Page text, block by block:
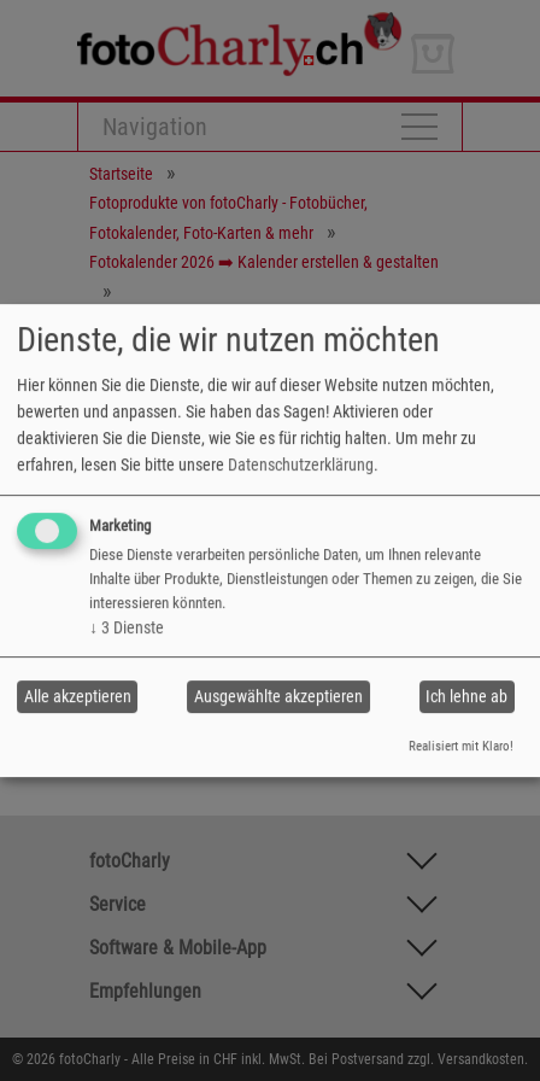
Navigation
Startseite
Fotoprodukte von fotoCharly - Fotobücher,
Fotokalender, Foto-Karten & mehr
Fotokalender 2026 ➡️ Kalender erstellen & gestalten
fotoCharly
fotoCharly
Service
Software & Mobile-App
Empfehlungen
© 2026 fotoCharly - Alle Preise in CHF inkl. MwSt. Bei Postversand zzgl. Versandkosten.
Dienste, die wir nutzen möchten
Hier können Sie die Dienste, die wir auf dieser Website nutzen möchten,
bewerten und anpassen. Sie haben das Sagen! Aktivieren oder
deaktivieren Sie die Dienste, wie Sie es für richtig halten. Um mehr zu
erfahren, lesen Sie bitte unsere Datenschutzerklärung.
Marketing
Diese Dienste verarbeiten persönliche Daten, um Ihnen relevante
Inhalte über Produkte, Dienstleistungen oder Themen zu zeigen, die Sie
interessieren könnten.
↓ 3 Dienste
Ich lehne ab
Ausgewählte akzeptieren
Alle akzeptieren
Realisiert mit Klaro!